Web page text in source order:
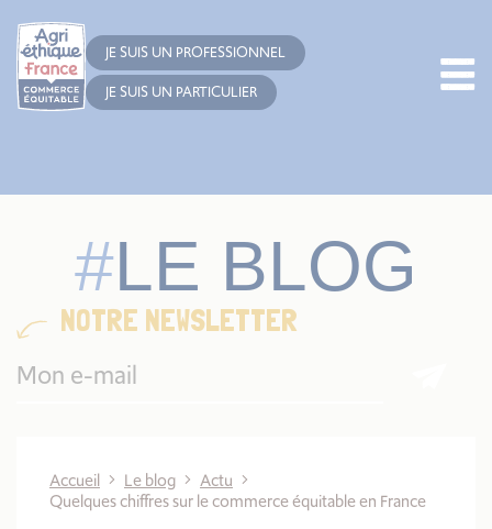
JE SUIS UN PROFESSIONNEL
JE SUIS UN PARTICULIER
LE BLOG
NOTRE NEWSLETTER
Accueil Le blog
Actu
Quelques chiffres sur le commerce équitable en France